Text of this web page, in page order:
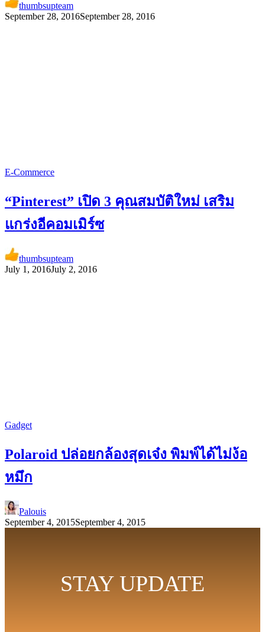
thumbsupteam
September 28, 2016September 28, 2016
E-Commerce
“Pinterest” เปิด 3 คุณสมบัติใหม่ เสริม
แกร่งอีคอมเมิร์ซ
thumbsupteam
July 1, 2016July 2, 2016
Gadget
Polaroid ปล่อยกล้องสุดเจ๋ง พิมพ์ได้ไม่ง้อ
หมึก
Palouis
September 4, 2015September 4, 2015
STAY UPDATE